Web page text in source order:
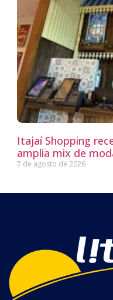
Itajaí Shopping
amplia mix de
7 de agosto de 2026